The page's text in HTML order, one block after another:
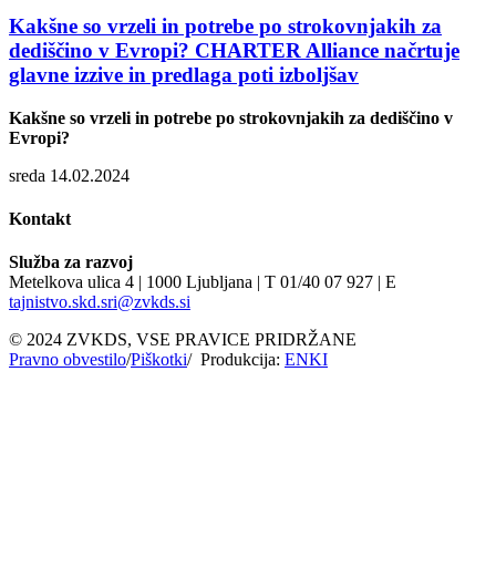
Kakšne so vrzeli in potrebe po strokovnjakih za
dediščino v Evropi? CHARTER Alliance načrtuje
glavne izzive in predlaga poti izboljšav
Kakšne so vrzeli in potrebe po strokovnjakih za dediščino v
Evropi?
sreda 14.02.2024
Kontakt
Služba za razvoj
Metelkova ulica 4 | 1000 Ljubljana | T 01/40 07 927 | E
tajnistvo.skd.sri@zvkds.si
© 2024 ZVKDS, VSE PRAVICE PRIDRŽANE
Pravno obvestilo/Piškotki/ Produkcija: ENKI